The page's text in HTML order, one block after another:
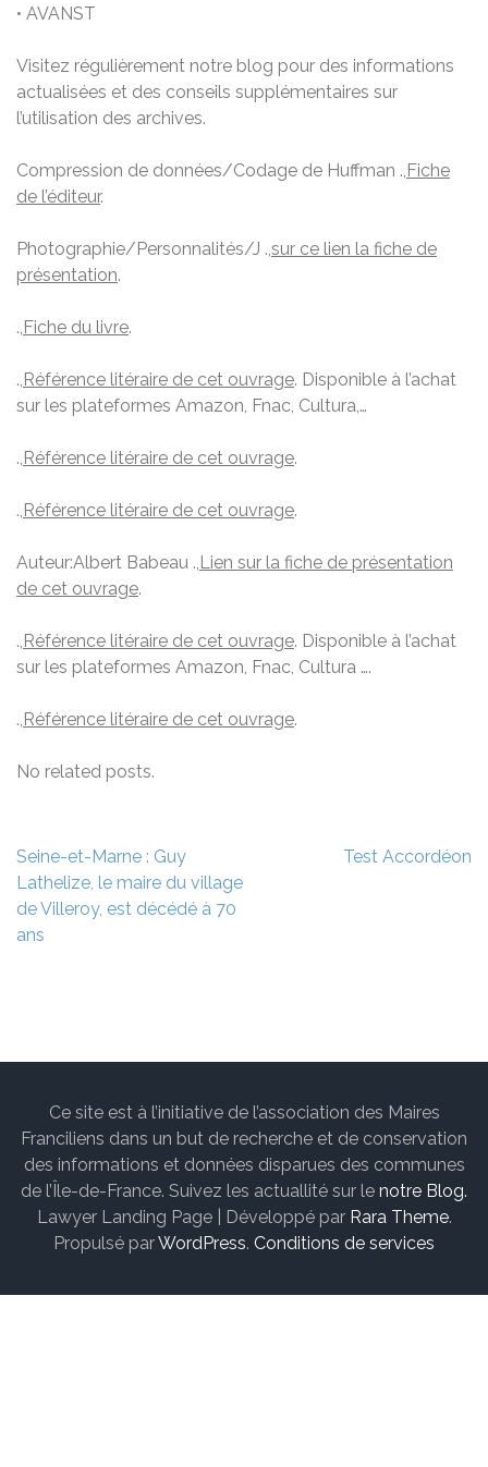
• AVANST
Visitez régulièrement notre blog pour des informations
actualisées et des conseils supplémentaires sur
l’utilisation des archives.
Compression de données/Codage de Huffman ., Fiche
de l’éditeur.
Photographie/Personnalités/J .,sur ce lien la fiche de
présentation.
., Fiche du livre.
., Référence litéraire de cet ouvrage. Disponible à l’achat
sur les plateformes Amazon, Fnac, Cultura,…
., Référence litéraire de cet ouvrage.
., Référence litéraire de cet ouvrage.
Auteur:Albert Babeau ., Lien sur la fiche de présentation
de cet ouvrage.
., Référence litéraire de cet ouvrage. Disponible à l’achat
sur les plateformes Amazon, Fnac, Cultura ….
., Référence litéraire de cet ouvrage.
No related posts.
Navigation
de
l’article
Seine-et-Marne : Guy
Lathelize, le maire du village
de Villeroy, est décédé à 70
ans
Test Accordéon
Ce site est à l’initiative de l’association des Maires
Franciliens dans un but de recherche et de conservation
des informations et données disparues des communes
de l’Île-de-France. Suivez les actuallité sur le notre Blog.
Lawyer Landing Page | Développé par Rara Theme.
Propulsé parWordPress. Conditions de services